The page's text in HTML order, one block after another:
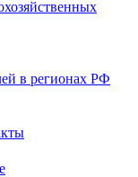
в регионах РФ